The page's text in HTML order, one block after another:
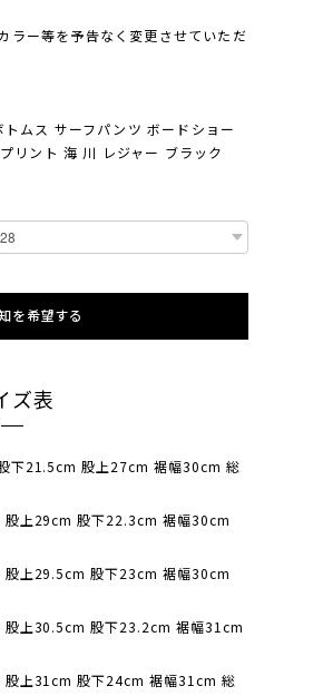
ー等を予告なく変更させていただ
ムス サーフパンツ ボードショー
リント 海 川 レジャー ブラック
を希望する
ズ表
下21.5cm 股上27cm 裾幅30cm 総
上29cm 股下22.3cm 裾幅30cm
上29.5cm 股下23cm 裾幅30cm
上30.5cm 股下23.2cm 裾幅31cm
上31cm 股下24cm 裾幅31cm 総